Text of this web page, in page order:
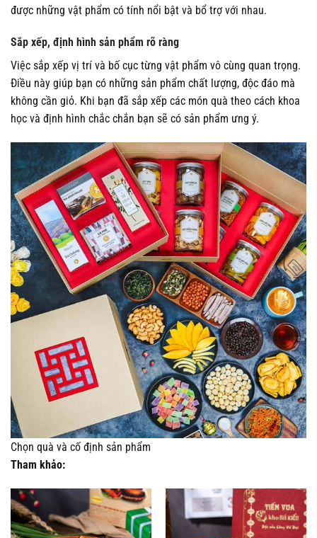
được những vật phẩm có tính nổi bật và bổ trợ với nhau.
Sắp xếp, định hình sản phẩm rõ ràng
Việc sắp xếp vị trí và bố cục từng vật phẩm vô cùng quan trọng.
Điều này giúp bạn có những sản phẩm chất lượng, độc đáo mà
không cần giỏ. Khi bạn đã sắp xếp các món quà theo cách khoa
học và định hình chắc chắn bạn sẽ có sản phẩm ưng ý.
Chọn quà và cố định sản phẩm
Tham khảo: